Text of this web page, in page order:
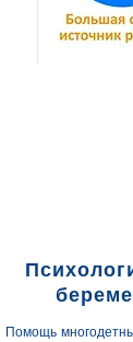
Помощь